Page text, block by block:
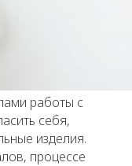
работы с
себя,
изделия.
процессе